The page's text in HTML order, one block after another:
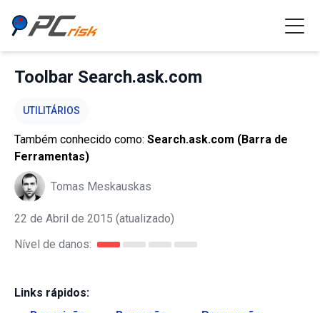
Toolbar Search.ask.com
UTILITÁRIOS
Também conhecido como: Search.ask.com (Barra de
Ferramentas)
Tomas Meskauskas
22 de Abril de 2015 (atualizado)
Nível de danos:
Links rápidos: